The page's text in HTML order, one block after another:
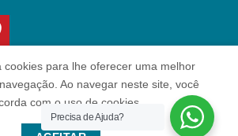
Política de Privacidade
Contato
Precisa de Ajuda?
cookies para lhe oferecer uma melhor
Ao navegar neste site, você
com o uso de cookies.